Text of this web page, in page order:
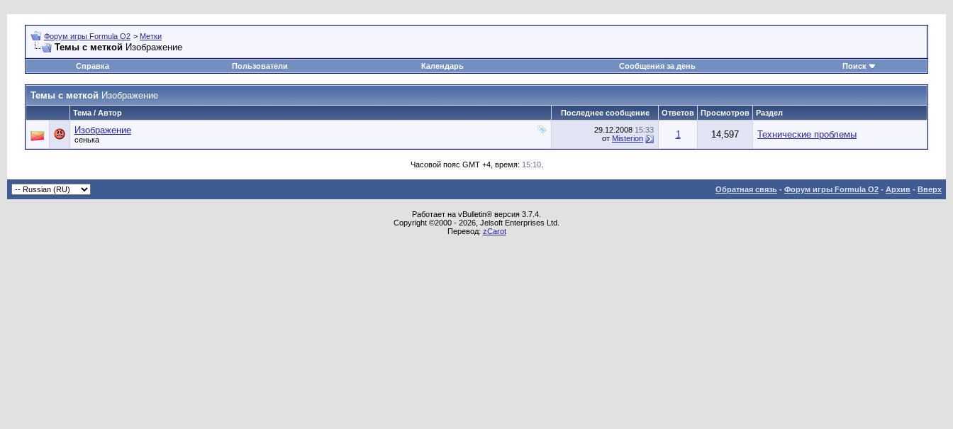
Форум игры Formula O2 > Метки
Темы с меткой Изображение
Справка Пользователи Календарь Сообщения за день Поиск
Темы с меткой Изображение
Тема / Автор Последнее сообщение Ответов Просмотров Раздел
Изображение
сенька
29.12.2008 15:33
от Misterion 1 14,597 Технические проблемы
Часовой пояс GMT +4, время: 15:10.
Обратная связь - Форум игры Formula O2 - Архив - Вверх
Работает на vBulletin® версия 3.7.4.
Copyright ©2000 - 2026, Jelsoft Enterprises Ltd.
Перевод: zCarot